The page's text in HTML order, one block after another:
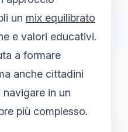
un mix equilibrato
e valori educativi.
a formare
anche cittadini
in un
più complesso.